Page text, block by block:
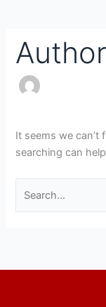
It seems we can’t
searching can